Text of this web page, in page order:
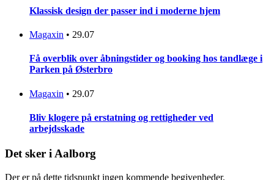
Klassisk design der passer ind i moderne hjem
Magaxin • 29.07
Få overblik over åbningstider og booking hos tandlæge i
Parken på Østerbro
Magaxin • 29.07
Bliv klogere på erstatning og rettigheder ved
arbejdsskade
Det sker i Aalborg
Der er på dette tidspunkt ingen kommende begivenheder.